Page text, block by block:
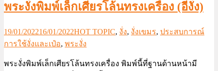
พระงั่งพิมพ์เล็กเศียรโล้นทรงเครื่อง (อีงั่ง)
19/01/202216/01/2022HOT TOPIC, งั่ง, งั่งเขมร, ประสบการณ์
การใช้งั่งและเป๋อ, พระงั่ง
พระงั่งพิมพ์เล็กเศียรโล้นทรงเครื่อง พิมพ์นี้ที่ฐานด้านหน้ามี